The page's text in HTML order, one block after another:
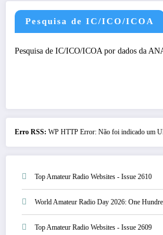
Pesquisa de IC/ICO/ICOA
Pesquisa de IC/ICO/ICOA por dados da
Erro RSS: WP HTTP Error: Não foi indicado um
Top Amateur Radio Websites - Issue 2610
World Amateur Radio Day 2026: One
Top Amateur Radio Websites - Issue 2609